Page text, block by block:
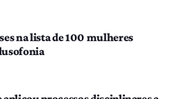
na lista de 100 mulheres